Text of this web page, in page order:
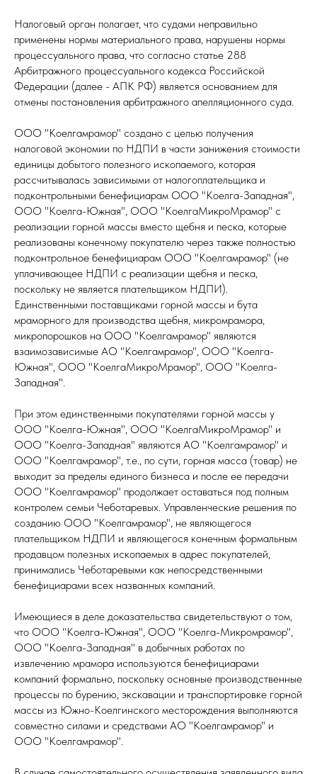
Налоговый орган полагает, что судами неправильно
применены нормы материального права, нарушены нормы
процессуального права, что согласно статье 288
Арбитражного процессуального кодекса Российской
Федерации (далее - АПК РФ) является основанием для
отмены постановления арбитражного апелляционного суда.
ООО "Коелгамрамор" создано с целью получения
налоговой экономии по НДПИ в части занижения стоимости
единицы добытого полезного ископаемого, которая
рассчитывалась зависимыми от налогоплательщика и
подконтрольными бенефициарам ООО "Коелга-Западная",
ООО "Коелга-Южная", ООО "КоелгаМикроМрамор" с
реализации горной массы вместо щебня и песка, которые
реализованы конечному покупателю через также полностью
подконтрольное бенефициарам ООО "Коелгамрамор" (не
уплачивающее НДПИ с реализации щебня и песка,
поскольку не является плательщиком НДПИ).
Единственными поставщиками горной массы и бута
мраморного для производства щебня, микромрамора,
микропорошков на ООО "Коелгамрамор" являются
взаимозависимые АО "Коелгамрамор", ООО "Коелга-
Южная", ООО "КоелгаМикроМрамор", ООО "Коелга-
Западная".
При этом единственными покупателями горной массы у
ООО "Коелга-Южная", ООО "КоелгаМикроМрамор" и
ООО "Коелга-Западная" являются АО "Коелгамрамор" и
ООО "Коелгамрамор", т.е., по сути, горная масса (товар) не
выходит за пределы единого бизнеса и после ее передачи
ООО "Коелгамрамор" продолжает оставаться под полным
контролем семьи Чеботаревых. Управленческие решения по
созданию ООО "Коелгамрамор", не являющегося
плательщиком НДПИ и являющегося конечным формальным
продавцом полезных ископаемых в адрес покупателей,
принимались Чеботаревыми как непосредственными
бенефициарами всех названных компаний.
Имеющиеся в деле доказательства свидетельствуют о том,
что ООО "Коелга-Южная", ООО "Коелга-Микромрамор",
ООО "Коелга-Западная" в добычных работах по
извлечению мрамора используются бенефициарами
компаний формально, поскольку основные производственные
процессы по бурению, экскавации и транспортировке горной
массы из Южно-Коелгинского месторождения выполняются
совместно силами и средствами АО "Коелгамрамор" и
ООО "Коелгамрамор".